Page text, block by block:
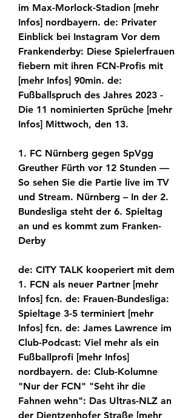
im Max-Morlock-Stadion [mehr
Infos] nordbayern. de: Privater
Einblick bei Instagram Vor dem
Frankenderby: Diese Spielerfrauen
fiebern mit ihren FCN-Profis mit
[mehr Infos] 90min. de:
Fußballspruch des Jahres 2023 -
Die 11 nominierten Sprüche [mehr
Infos] Mittwoch, den 13.
1. FC Nürnberg gegen SpVgg
Greuther Fürth vor 12 Stunden —
So sehen Sie die Partie live im TV
und Stream. Nürnberg – In der 2.
Bundesliga steht der 6. Spieltag
an und es kommt zum Franken-
Derby
de: CITY TALK kooperiert mit dem
1. FCN als neuer Partner [mehr
Infos] fcn. de: Frauen-Bundesliga:
Spieltage 3-5 terminiert [mehr
Infos] fcn. de: James Lawrence im
Club-Podcast: Viel mehr als ein
Fußballprofi [mehr Infos]
nordbayern. de: Club-Kolumne
"Nur der FCN" "Seht ihr die
Fahnen wehn": Das Ultras-NLZ an
der Dientzenhofer Straße [mehr